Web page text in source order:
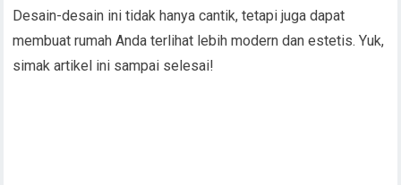
Desain-desain ini tidak hanya cantik, tetapi juga dapat
membuat rumah Anda terlihat lebih modern dan estetis. Yuk,
simak artikel ini sampai selesai!